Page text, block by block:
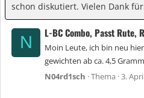
schon diskutiert. Vielen Dank
N
L-BC Combo, Passt Rute,
Moin Leute, ich bin neu
gewichten ab ca. 4,5
N04rd1sch Thema 3.